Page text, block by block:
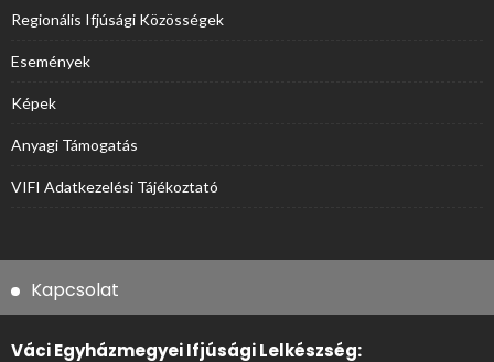
Regionális Ifjúsági Közösségek
Események
Képek
Anyagi Támogatás
VIFI Adatkezelési Tájékoztató
Kapcsolat
Váci Egyházmegyei Ifjúsági Lelkészség: